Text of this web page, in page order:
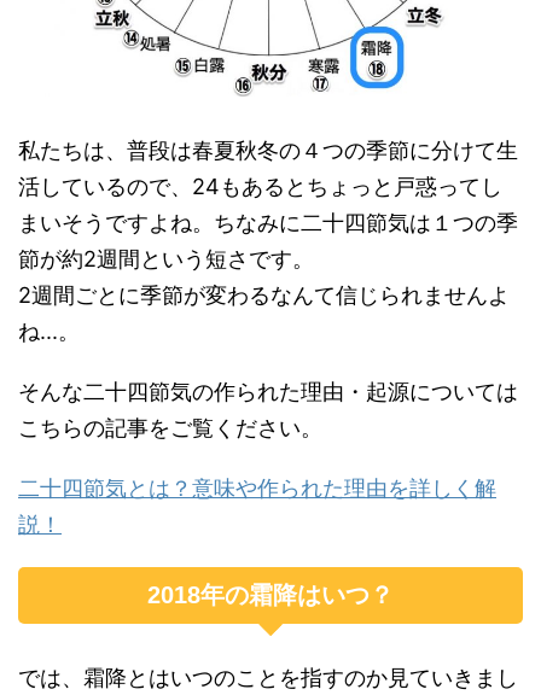
私たちは、普段は春夏秋冬の４つの季節に分けて生
活しているので、24もあるとちょっと戸惑ってし
まいそうですよね。ちなみに二十四節気は１つの季
節が約2週間という短さです。
2週間ごとに季節が変わるなんて信じられませんよ
ね...。
そんな二十四節気の作られた理由・起源については
こちらの記事をご覧ください。
二十四節気とは？意味や作られた理由を詳しく解
説！
2018年の霜降はいつ？
では、霜降とはいつのことを指すのか見ていきまし